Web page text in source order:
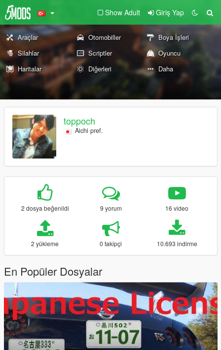
Show Adult Giriş Yap
Araçlar Otomobiller
Boya İşleri
Silahlar
Scriptler
Oyuncu
Haritalar
Diğerleri Daha
toppoch
Aichi pref.
2 dosya beğenildi 9 yorum 16 video
2 yükleme 0 takipçi 10.693 indirme
En Popüler Dosyalar